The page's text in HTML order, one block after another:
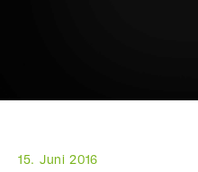
15. Juni 2016